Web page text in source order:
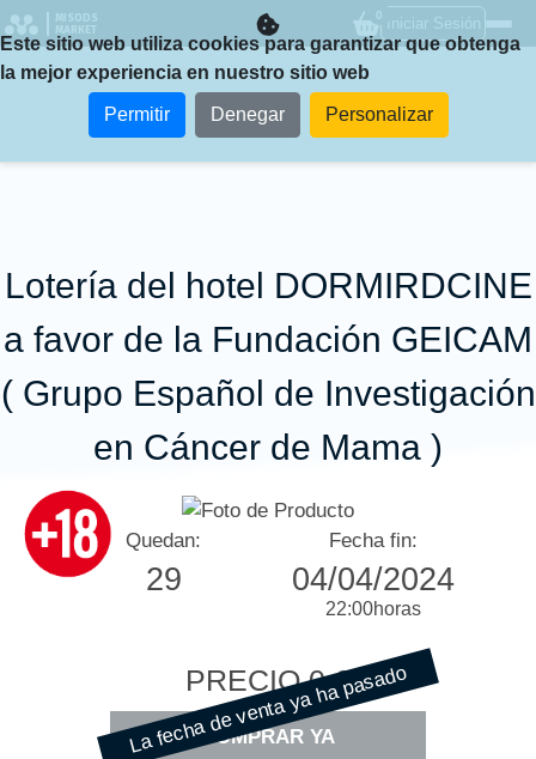
MISODS
MARKET
0 Iniciar Sesión
Lotería del hotel DORMIRDCINE
a favor de la Fundación GEICAM
( Grupo Español de Investigación
en Cáncer de Mama )
Quedan:
29
Fecha fin:
04/04/2024
22:00horas
PRECIO0 €
COMPRAR YA
La fecha de venta ya ha pasado
Este sitio web utiliza cookies para garantizar que obtenga
la mejor experiencia en nuestro sitio web
Permitir Denegar Personalizar